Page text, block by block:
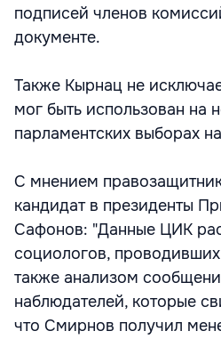
подписей членов
документе.
Также Кырнац не
мог быть использован на
парламентских выборах
С мнением
кандидат в президенты
Сафонов: "Данные ЦИК
социологов,
также анализом
наблюдателей, которые
что Смирнов получил